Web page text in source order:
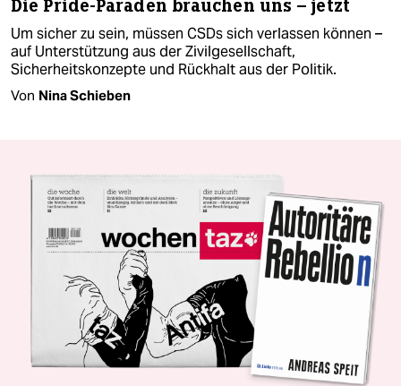
Die Pride-Paraden brauchen uns – jetzt
Um sicher zu sein, müssen CSDs sich verlassen können –
auf Unterstützung aus der Zivilgesellschaft,
Sicherheitskonzepte und Rückhalt aus der Politik.
Von Nina Schieben